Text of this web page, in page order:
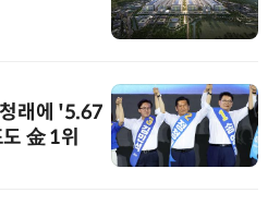
래에 '5.67
金 1위